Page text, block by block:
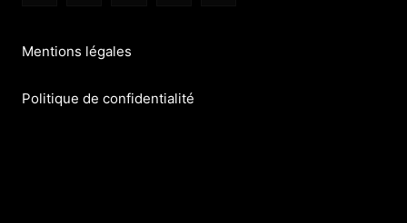
Mentions légales
Politique de confidentialité